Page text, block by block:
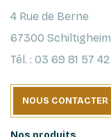
4 Rue de Berne
67300 Schiltigheim
Tél. : 03 69 81 57 42
NOUS CONTACTER